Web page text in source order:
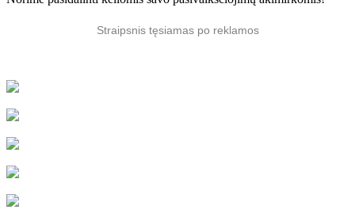
Straipsnis tęsiamas po reklamos